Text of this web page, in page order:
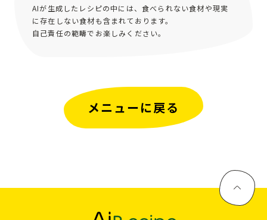
AIが生成したレシピの中には、食べられない食材や現実
に存在しない食材も含まれております。
自己責任の範疇でお楽しみください。
メニューに戻る